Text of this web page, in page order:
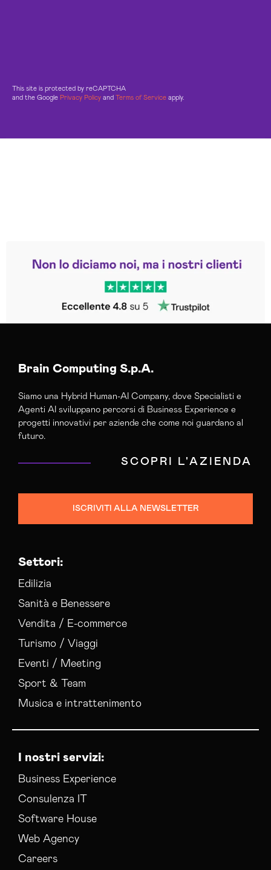
This site is protected by reCAPTCHA
and the Google Privacy Policy and Terms of Service apply.
Trustpilot
Brain Computing S.p.A.
Siamo una Hybrid Human-AI Company, dove Specialisti e
Agenti AI sviluppano percorsi di Business Experience e
progetti innovativi per aziende che come noi guardano al
futuro.
SCOPRI L'AZIENDA
ISCRIVITI ALLA NEWSLETTER
Settori:
Edilizia
Sanità e Benessere
Vendita / E-commerce
Turismo / Viaggi
Eventi / Meeting
Sport & Team
Musica e intrattenimento
I nostri servizi:
Business Experience
Consulenza IT
Software House
Web Agency
Careers